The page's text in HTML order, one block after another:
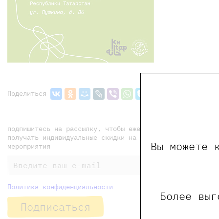
Вы можете
Более
Поделиться
подпишитесь на рассылку, чтобы еженедельно
получать индивидуальные скидки на наши книги и
мероприятия
Политика конфиденциальности
Подписаться